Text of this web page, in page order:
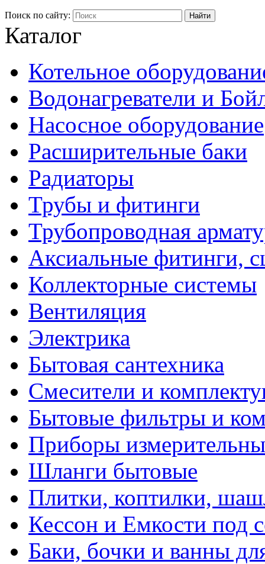
Поиск по сайту:
Каталог
Котельное
Водонагреватели и
Насосное оборудование
Расширительные баки
Радиаторы
Трубы и фитинги
Трубопроводная
Аксиальные фитинги,
Коллекторные системы
Вентиляция
Электрика
Бытовая сантехника
Смесители и
Бытовые фильтры и
Приборы
Шланги бытовые
Плитки, коптилки,
Кессон и Емкости под
Баки, бочки и ванны